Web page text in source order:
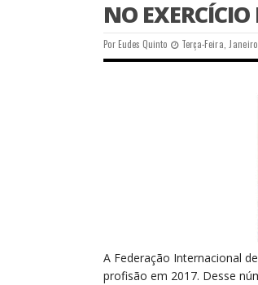
NO
PorEudes Quinto Terça-Feira,
A Federação Internacional
profisão em 2017. Desse